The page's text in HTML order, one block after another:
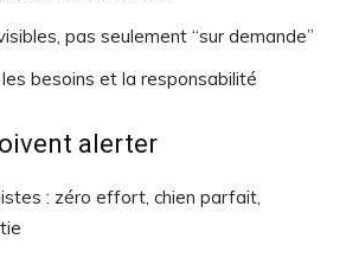
pas seulement “sur demande”
besoins et la responsabilité
alerter
: zéro effort, chien parfait,